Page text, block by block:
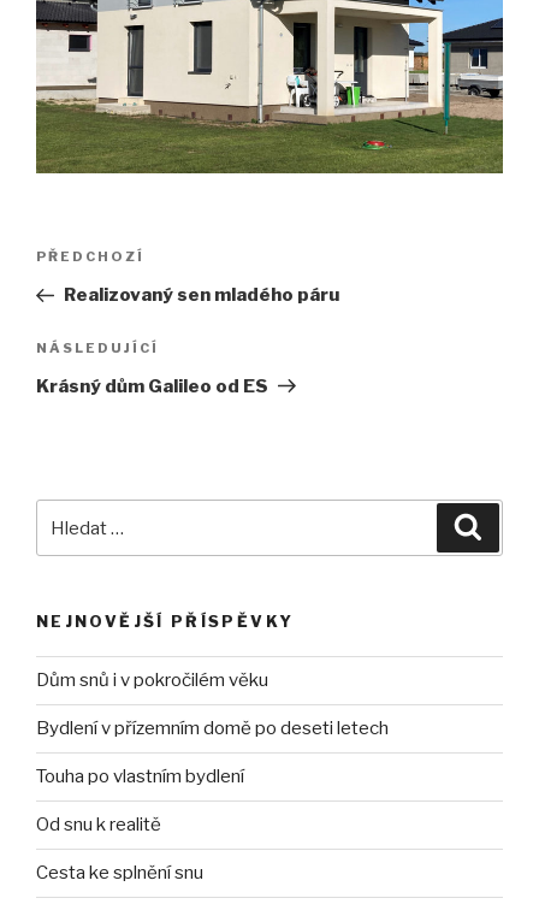
Navigace
příspěvek
Předchozí
příspěvek
PŘEDCHOZÍ
Realizovaný sen mladého páru
Následující
příspěvek
NÁSLEDUJÍCÍ
Krásný dům Galileo od ES
NEJNOVĚJŠÍ PŘÍSPĚVKY
Dům snů i v pokročilém věku
Bydlení v přízemním domě po deseti letech
Touha po vlastním bydlení
Od snu k realitě
Cesta ke splnění snu